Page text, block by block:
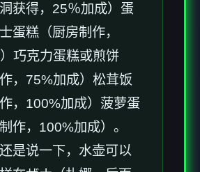
获得，25％加成）蛋
蛋糕（厨房制作，
巧克力蛋糕或煎饼
作，75%加成）松茸饭
作，100%加成）菠萝蛋
作，100%加成）。
是说一下，水壶可以